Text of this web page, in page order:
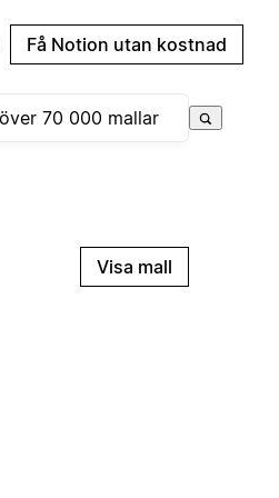
Få Notion utan kostnad
Visa mall